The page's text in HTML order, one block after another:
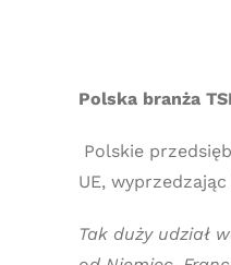
Polska branża
Polskie
UE,
Tak duży udział